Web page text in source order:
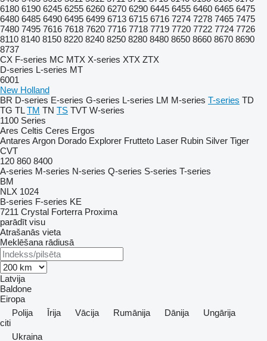
6180 6190 6245 6255 6260 6270 6290 6445 6455 6460 6465 6475
6480 6485 6490 6495 6499 6713 6715 6716 7274 7278 7465 7475
7480 7495 7616 7618 7620 7716 7718 7719 7720 7722 7724 7726
8110 8140 8150 8220 8240 8250 8280 8480 8650 8660 8670 8690
8737
CX F-series MC MTX X-series XTX ZTX
D-series L-series MT
6001
New Holland
BR D-series E-series G-series L-series LM M-series T-series TD
TG TL TM TN TS TVT W-series
1100 Series
Ares Celtis Ceres Ergos
Antares Argon Dorado Explorer Frutteto Laser Rubin Silver Tiger
CVT
120 860 8400
A-series M-series N-series Q-series S-series T-series
BM
NLX 1024
B-series F-series KE
7211 Crystal Forterra Proxima
parādīt visu
Atrašanās vieta
Meklēšana rādiusā
Latvija
Baldone
Eiropa
Polija
Īrija Vācija Rumānija Dānija
Ungārija
citi
Ukraina